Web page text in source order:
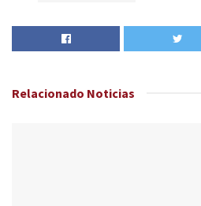
Relacionado Noticias